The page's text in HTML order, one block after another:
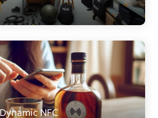
variable $attachment_id in
crystone-jp.com/public_html/wp-
elementor-sm-
news.phpon line335
マート・パレット